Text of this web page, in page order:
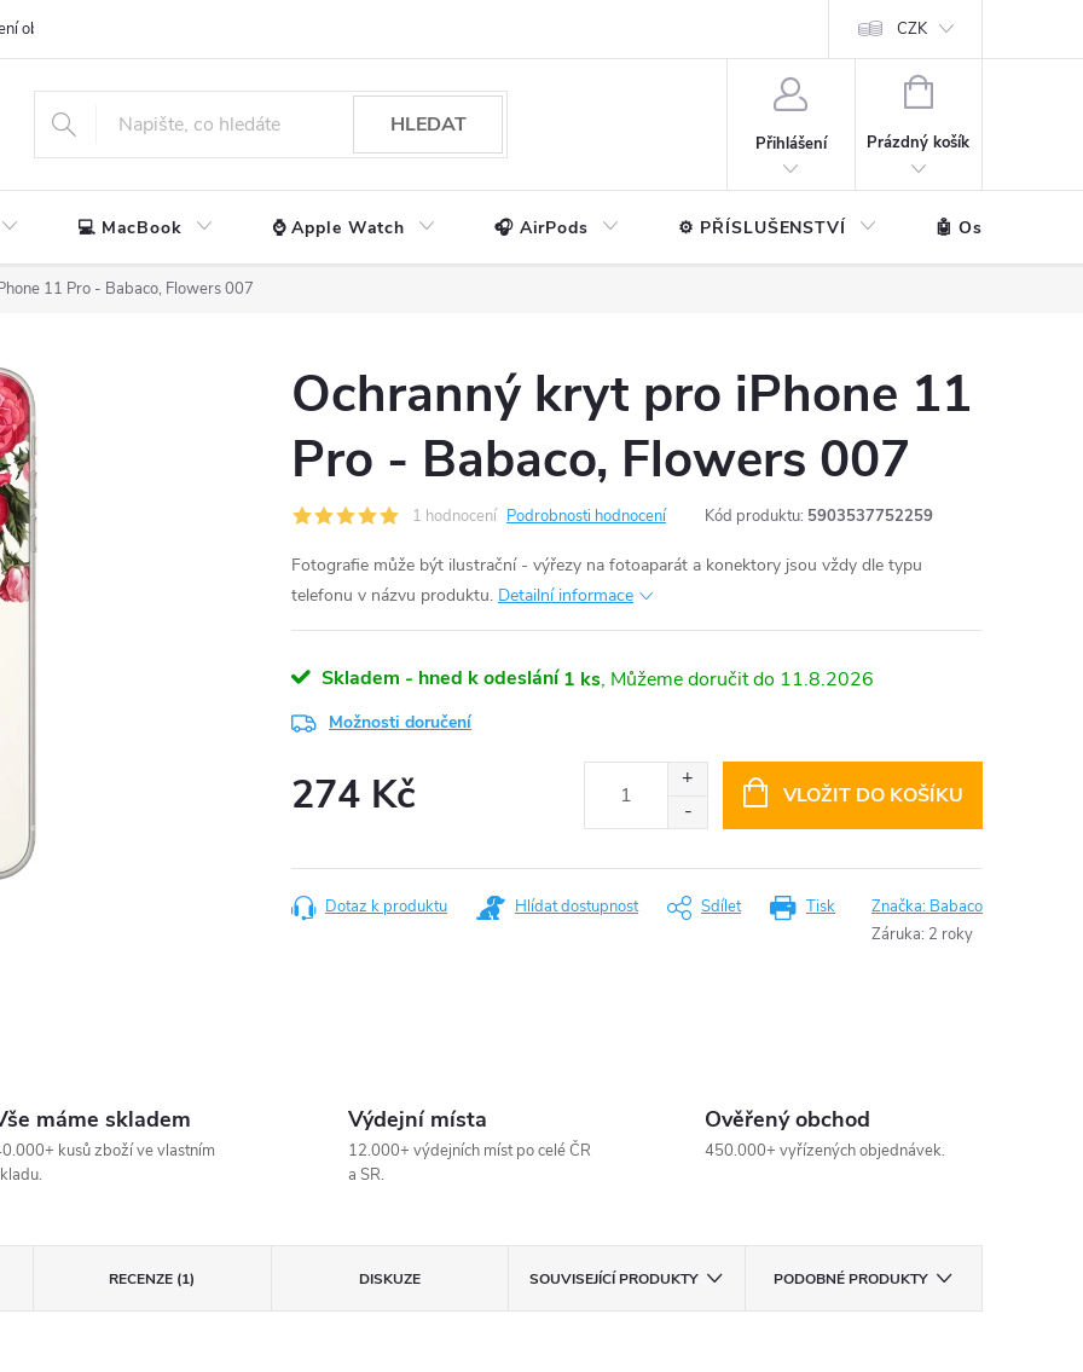
obchodu CZK
HLEDAT
Přihlášení
NÁKUPNÍ
Prázdný košík
💻 MacBook ⌚ Apple Watch 🎧 AirPods ⚙️ PŘÍSLUŠENSTVÍ 🤖 Ostatní
11 Pro - Babaco, Flowers 007
Ochranný kryt pro iPhone 11
Pro - Babaco, Flowers 007
1 hodnocení Podrobnosti hodnocení Kód produktu: 5903537752259
Fotografie může být ilustrační - výřezy na fotoaparát a konektory jsou vždy dle typu
telefonu v názvu produktu. Detailní informace
Skladem - hned k odeslání 1 ks 11.8.2026
Možnosti doručení
274 Kč VLOŽIT DO KOŠÍKU
Tisk
Dotaz k produktu Hlídat dostupnost Sdílet Značka: Babaco
Záruka: 2 roky
máme skladem
kusů zboží ve vlastním
Výdejní místa
12.000+ výdejních míst po celé ČR
a SR.
Ověřený obchod
450.000+ vyřízených objednávek.
RECENZE (1) DISKUZE SOUVISEJÍCÍ PRODUKTY PODOBNÉ PRODUKTY